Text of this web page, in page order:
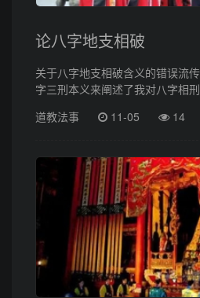
论八字地支相破
关于八字地支相破含义的错误流
字三刑本义来阐述了我对八字相
道教法事
11-05 14